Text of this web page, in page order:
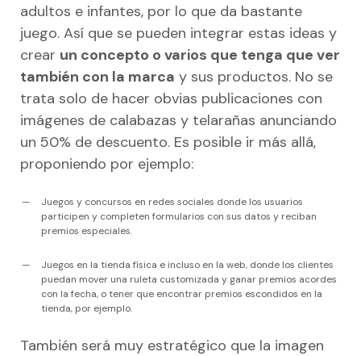
adultos e infantes, por lo que da bastante
juego. Así que se pueden integrar estas ideas y
crear un concepto o varios que tenga que ver
también con la marca y sus productos. No se
trata solo de hacer obvias publicaciones con
imágenes de calabazas y telarañas anunciando
un 50% de descuento. Es posible ir más allá,
proponiendo por ejemplo:
Juegos y concursos en redes sociales donde los usuarios
participen y completen formularios con sus datos y reciban
premios especiales.
Juegos en la tienda física e incluso en la web, donde los clientes
puedan mover una ruleta customizada y ganar premios acordes
con la fecha, o tener que encontrar premios escondidos en la
tienda, por ejemplo.
También será muy estratégico que la imagen